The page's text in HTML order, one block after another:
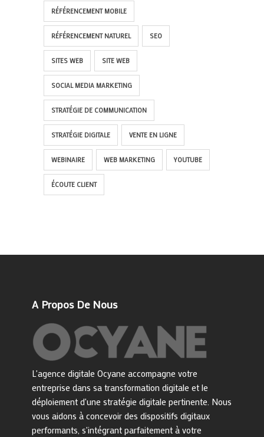
RÉFÉRENCEMENT MOBILE
RÉFÉRENCEMENT NATUREL SEO
SITES WEB SITE WEB
SOCIAL MEDIA MARKETING
STRATÉGIE DE COMMUNICATION
STRATÉGIE DIGITALE VENTE EN LIGNE
WEBINAIRE WEB MARKETING YOUTUBE
ÉCOUTE CLIENT
A Propos De Nous
L'agence digitale Ocyane accompagne votre
entreprise dans sa transformation digitale et le
déploiement d'une stratégie digitale pertinente. Nous
vous aidons à concevoir des dispositifs digitaux
performants, s'intégrant parfaitement à votre